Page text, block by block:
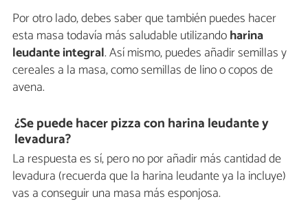
Por otro lado, debes saber que también puedes hacer
esta masa todavía más saludable utilizandoharina
leudante integral. Así mismo, puedes añadir semillas y
cereales a la masa, como semillas de lino o copos de
avena.
¿Se puede hacer pizza con harina leudante y
levadura?
La respuesta es sí, pero no por añadir más cantidad de
levadura (recuerda que la harina leudante ya la incluye)
vas a conseguir una masa más esponjosa.